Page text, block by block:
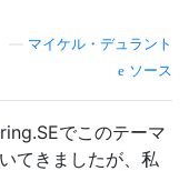
マイケル・デュラント
ソース
でこのテーマ
てきましたが、私